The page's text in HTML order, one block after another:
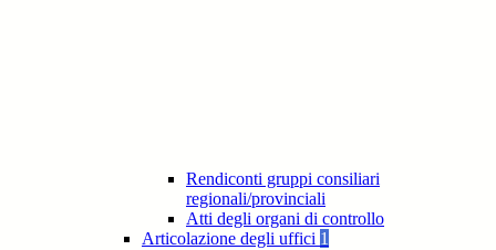
Rendiconti gruppi consiliari
regionali/provinciali
Atti degli organi di controllo
Articolazione degli uffici 1